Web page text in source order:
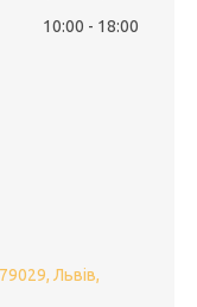
10:00 18:00
Львів,